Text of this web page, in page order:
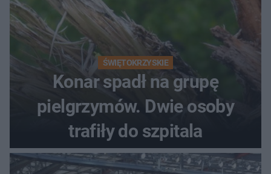
ŚWIĘTOKRZYSKIE
Konar spadł na grupę
pielgrzymów. Dwie osoby
trafiły do szpitala